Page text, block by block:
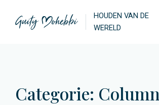
HOUDEN VAN DE
WERELD
Categorie: Column